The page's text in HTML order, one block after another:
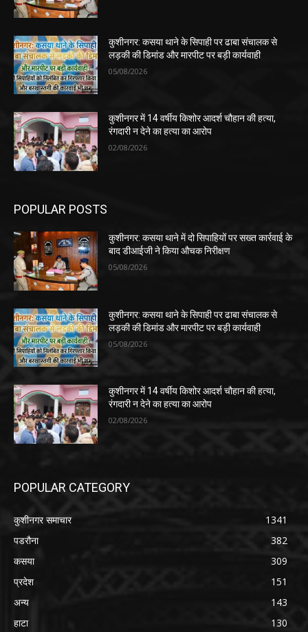
कुशीनगर: कसया थाने के सिपाही पर ढाबा संचालक से
लड़की की डिमांड और मारपीट पर बड़ी कार्यवाही
05/08/2026
कुशीनगर में 14 वर्षीय किशोर आदर्श चौहान की हत्या,
रंगदारी न देने का हत्या का आरोप
02/08/2026
POPULAR POSTS
कुशीनगर: कसया थाने में दो सिपाहियों पर सख्त कार्रवाई के
बाद डीआईजी ने किया औचक निरीक्षण
05/08/2026
कुशीनगर: कसया थाने के सिपाही पर ढाबा संचालक से
लड़की की डिमांड और मारपीट पर बड़ी कार्यवाही
05/08/2026
कुशीनगर में 14 वर्षीय किशोर आदर्श चौहान की हत्या,
रंगदारी न देने का हत्या का आरोप
02/08/2026
POPULAR CATEGORY
कुशीनगर समाचार
1341
पडरौना
382
कसया
309
प्रदेश
151
अन्य
143
हाटा
130